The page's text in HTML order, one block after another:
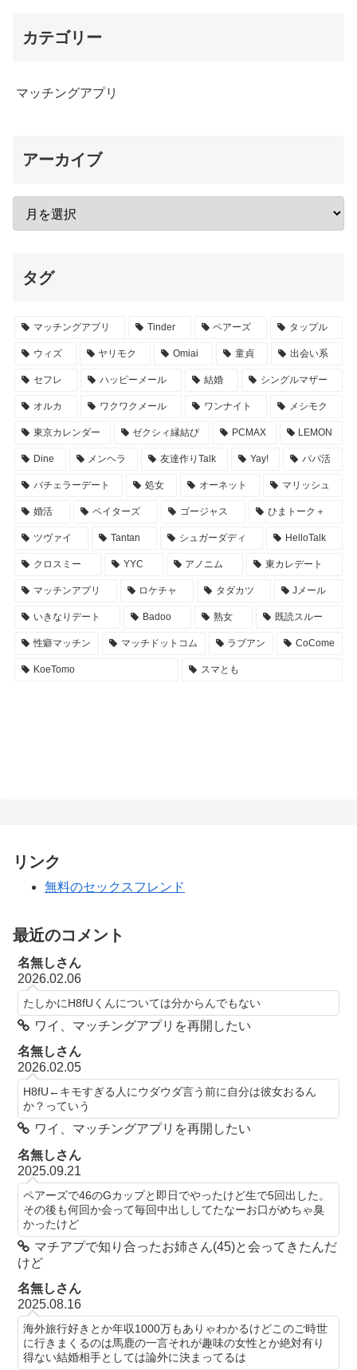
カテゴリー
マッチングアプリ
アーカイブ
タグ
マッチングアプリ Tinder ペアーズ タップル
ウィズ ヤリモク Omiai 童貞 出会い系
セフレ ハッピーメール 結婚 シングルマザー
オルカ ワクワクメール ワンナイト メシモク
東京カレンダー ゼクシィ縁結び PCMAX LEMON
Dine メンヘラ 友達作りTalk Yay! パパ活
バチェラーデート 処女 オーネット マリッシュ
婚活 ペイターズ ゴージャス ひまトーク＋
ツヴァイ Tantan シュガーダディ HelloTalk
クロスミー YYC アノニム 東カレデート
マッチンアプリ ロケチャ タダカツ Jメール
いきなりデート Badoo 熟女 既読スルー
性癖マッチン マッチドットコム ラブアン CoCome
KoeTomo スマとも
リンク
無料のセックスフレンド
最近のコメント
名無しさん
2026.02.06
たしかにH8fUくんについては分からんでもない
ワイ、マッチングアプリを再開したい
名無しさん
2026.02.05
H8fU←キモすぎる人にウダウダ言う前に自分は彼女おるん
か？っていう
ワイ、マッチングアプリを再開したい
名無しさん
2025.09.21
ペアーズで46のGカップと即日でやったけど生で5回出した。
その後も何回か会って毎回中出ししてたなーお口がめちゃ臭
かったけど
マチアプで知り合ったお姉さん(45)と会ってきたんだ
けど
名無しさん
2025.08.16
海外旅行好きとか年収1000万もありゃわかるけどこのご時世
に行きまくるのは馬鹿の一言それが趣味の女性とか絶対有り
得ない結婚相手としては論外に決まってるは